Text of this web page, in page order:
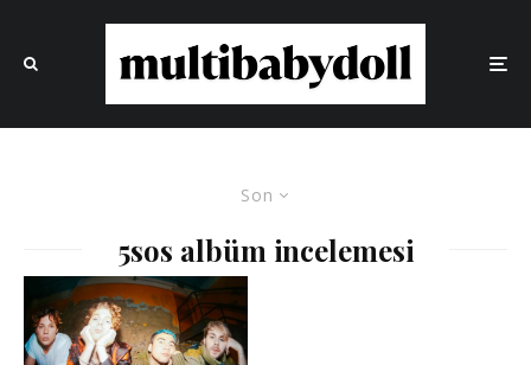
Son
5sos albüm incelemesi